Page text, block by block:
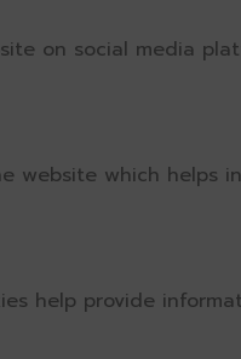
on social media
website which helps
help provide